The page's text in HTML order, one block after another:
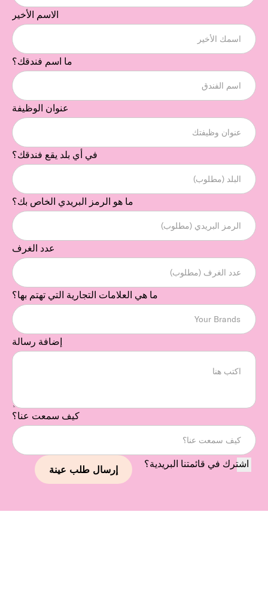
الاسم الأخير
ما اسم فندقك؟
عنوان الوظيفة
في أي بلد يقع فندقك؟
ما هو الرمز البريدي الخاص بك؟
عدد الغرف
ما هي العلامات التجارية التي تهتم بها؟
إضافة رسالة
كيف سمعت عنا؟
اشترك في قائمتنا البريدية؟